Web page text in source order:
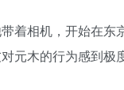
着相机，开始在
木的行为感到极